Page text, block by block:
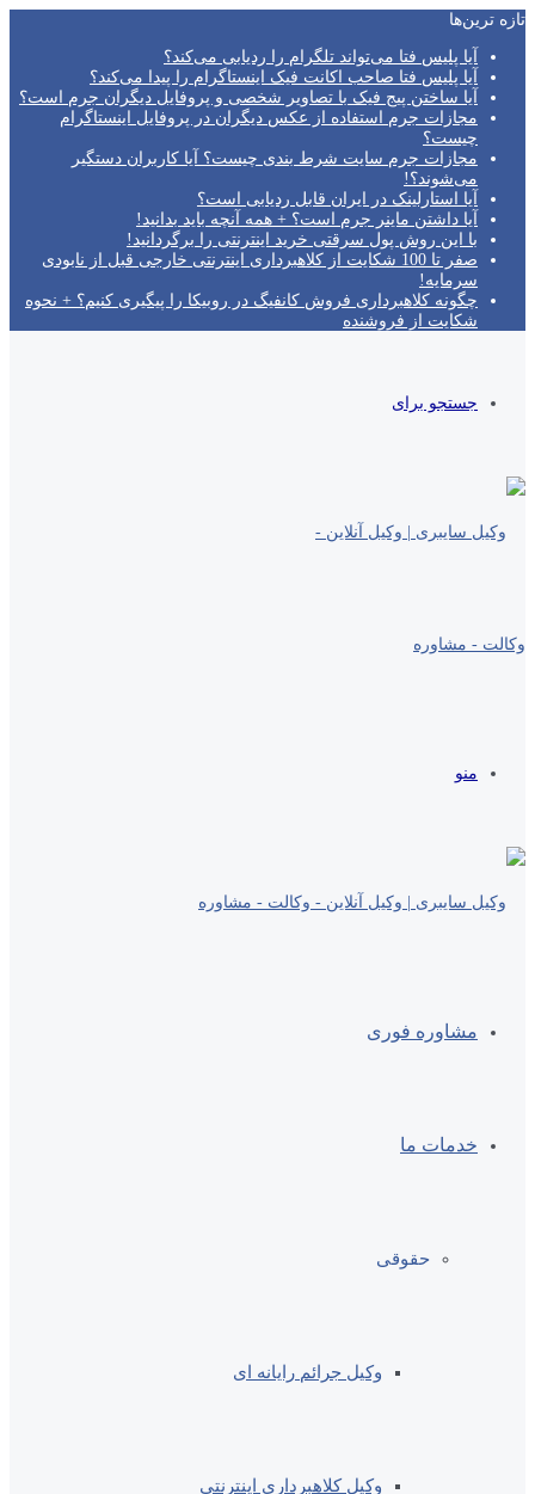
تازه‌ ترین‌ها
آیا پلیس فتا می‌تواند تلگرام را ردیابی می‌کند؟
آیا پلیس فتا صاحب اکانت فیک اینستاگرام را پیدا می‌کند؟
آیا ساختن پیج فیک با تصاویر شخصی و پروفایل دیگران جرم است؟
مجازات جرم استفاده از عکس دیگران در پروفایل اینستاگرام
چیست؟
مجازات جرم سایت شرط بندی چیست؟ آیا کاربران دستگیر
می‌شوند؟!
آیا استارلینک در ایران قابل ردیابی است؟
آیا داشتن ماینر جرم است؟ + همه آنچه باید بدانید!
با این روش پول سرقتی خرید اینترنتی را برگردانید!
صفر تا 100 شکایت از کلاهبرداری اینترنتی خارجی قبل از نابودی
سرمایه!
چگونه کلاهبرداری فروش کانفیگ در روبیکا را پیگیری کنیم؟ + نحوه
شکایت از فروشنده
جستجو برای
منو
مشاوره فوری
خدمات ما
حقوقی
وکیل جرائم رایانه ای
وکیل کلاهبرداری اینترنتی